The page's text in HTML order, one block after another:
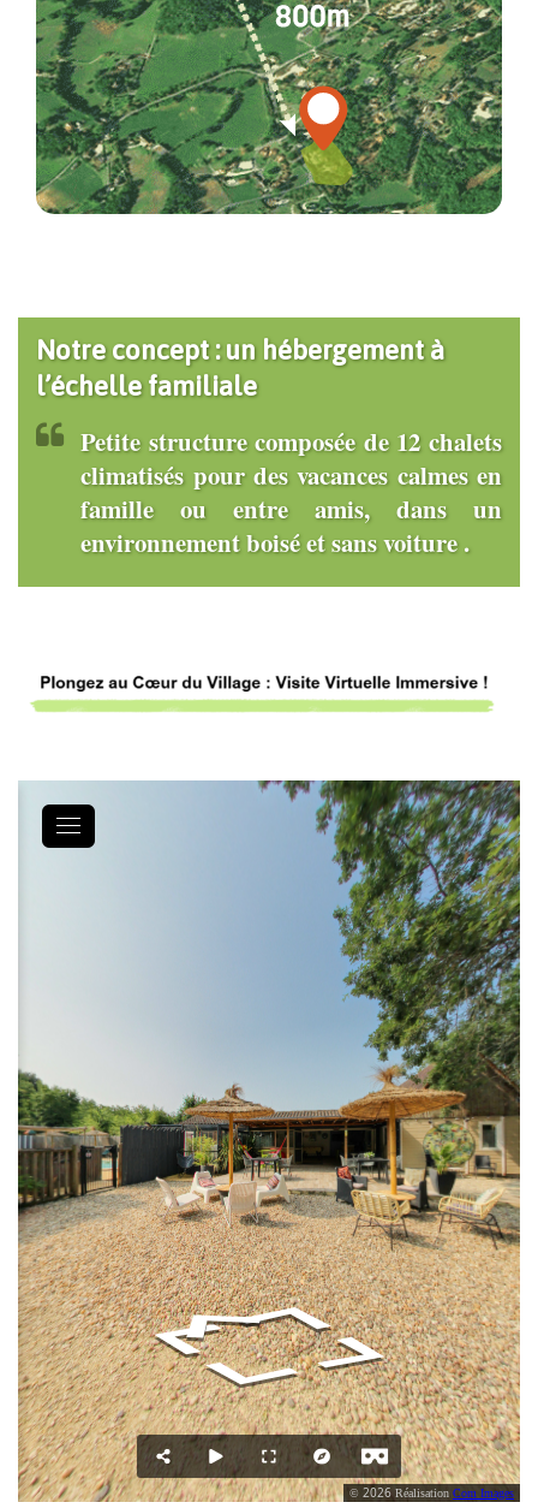
Notre concept : un hébergement à
l’échelle familiale
Petite structure composée de 12 chalets
climatisés pour des vacances calmes en
famille ou entre amis, dans un
environnement boisé et sans voiture .